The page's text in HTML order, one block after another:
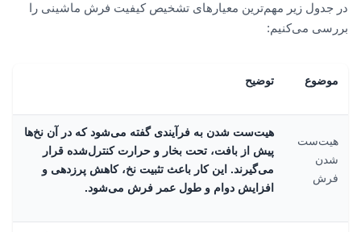
در جدول زیر مهم‌ترین معیارهای تشخیص کیفیت فرش ماشینی را
بررسی می‌کنیم:
موضوع توضیح
هیت‌ست
شدن
فرش
هیت‌ست شدن به فرآیندی گفته می‌شود که در آن نخ‌ها
پیش از بافت، تحت بخار و حرارت کنترل‌شده قرار
می‌گیرند. این کار باعث تثبیت نخ، کاهش پرزدهی و
افزایش دوام و طول عمر فرش می‌شود.